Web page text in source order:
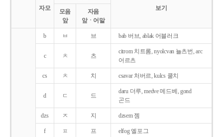
자모
보기
모음
앞
자음
앞ㆍ어말
b ㅂ 브 bab 버브, ablak 어블러크
c ㅊ 츠
citrom 치트롬, nyolcvan 뇰츠번, arc
어르츠
cs ㅊ 치 csavar 처버르, kulcs 쿨치
d ㄷ 드
daru 더루, medve 메드베, gond
곤드
dzs ㅈ 지 dzsem 젬
f ㅍ 프 elfog 엘포그